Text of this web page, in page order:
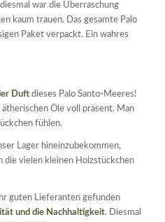
war die Überraschung
kaum trauen. Das gesamte Palo
Paket verpackt. Ein wahres
Duftdieses Palo Santo-Meeres!
Öle voll präsent. Man
fühlen.
Lager hineinzubekommen,
vielen kleinen Holzstückchen
guten Lieferanten gefunden
und die Nachhaltigkeit. Diesmal